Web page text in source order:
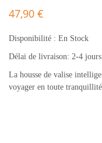
47,90 €
Disponibilité : En Stock
Délai de livraison: 2-4
La housse de valise
voyager en toute